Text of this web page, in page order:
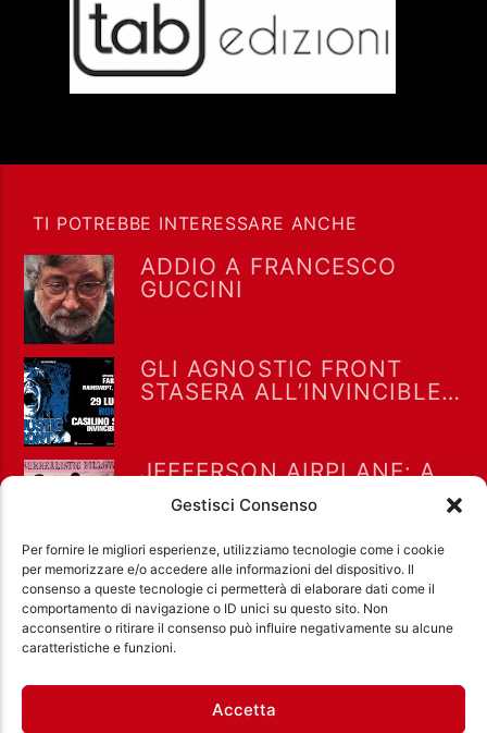
Gestisci Consenso
Per fornire le migliori esperienze, utilizziamo tecnologie come i cookie
per memorizzare e/o accedere alle informazioni del dispositivo. Il
consenso a queste tecnologie ci permetterà di elaborare dati come il
comportamento di navigazione o ID unici su questo sito. Non
acconsentire o ritirare il consenso può influire negativamente su alcune
caratteristiche e funzioni.
Accetta
TI POTREBBE INTERESSARE ANCHE
ADDIO A FRANCESCO
GUCCINI
GLI AGNOSTIC FRONT
STASERA ALL’INVINCIBLE
JEFFERSON AIRPLANE: A
LUGLIO 1967 “WHITE
RABBIT” RAGGIUNSE LA
POSIZIONE #8 NELLA
BILLBOARD HOT 100
Ass. Cult. Dissociazione - Codice fiscale:
Città Aperta via di Casal Bruciato 31/A, Roma